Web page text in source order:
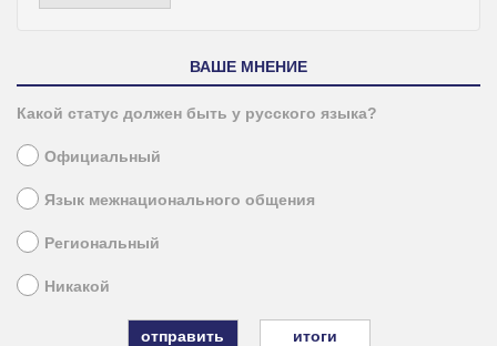
ВАШЕ МНЕНИЕ
Какой статус должен быть у русского языка?
Официальный
Язык межнационального общения
Региональный
Никакой
итоги